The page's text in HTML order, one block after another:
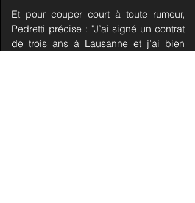
Et pour couper court à toute rumeur,
Pedretti précise : "J’ai signé un contrat
de trois ans à Lausanne et j’ai bien